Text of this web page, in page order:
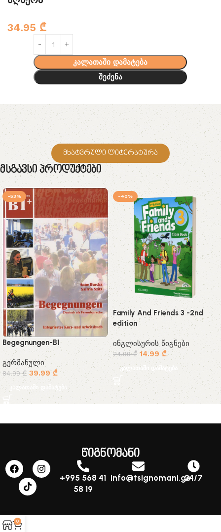
34.95 ₾
კალათაში დამატება
შეძენა
მხატვრული ლიტერატურა
Მსგავსი Პროდუქტები
-53%
Begegnungen-B1
გერმანული
84.99₾ 39.99₾
კალათაში დამატება
-40%
Family And Friends 3 -2nd
edition
ინგლისურის წიგნები
24.99₾ 14.99 ₾
კალათაში დამატება
წიგნომანი
+995 568 41
58 19
info@tsignomani.ge24/7
0